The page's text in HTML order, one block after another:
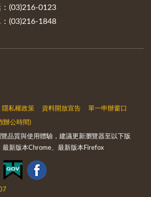
(03)216-0123
(03)216-1848
隱私權政策 資料開放宣告 單一申辦窗口
辦公時間)
品質與使用體驗，建議更新瀏覽器至以下版
最新版本Chrome、最新版本Firefox